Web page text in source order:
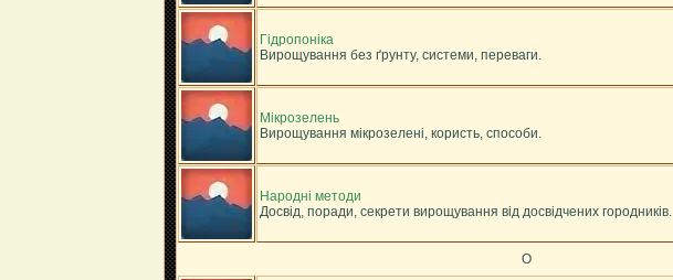
Гідропоніка
Вирощування без ґрунту, системи, переваги.
Мікрозелень
Вирощування мікрозелені, користь, способи.
Народні методи
Досвід, поради, секрети вирощування від досвідчених городників.
О